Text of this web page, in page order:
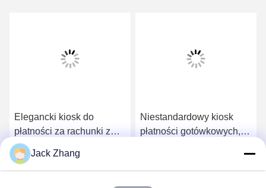
Elegancki kiosk do
płatności za rachunki z
gotówką, wolnostojącą i
ścienną konstrukcją,
ekonomiczny kiosk ATM,
Uzyskaj najlepszą cenę
Niestandardowy kiosk
płatności gotówkowych,
czytnik kart IC
Jack Zhang